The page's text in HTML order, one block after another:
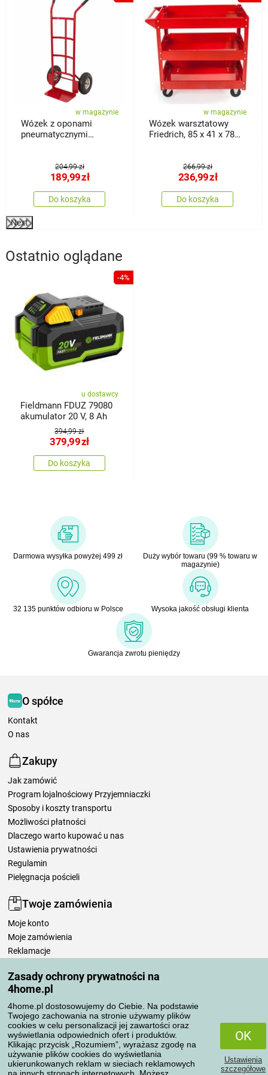
Zasady ochrony prywatności na
4home.pl
4home.pl dostosowujemy do Ciebie. Na podstawie
Twojego zachowania na stronie używamy plików
cookies w celu personalizacji jej zawartości oraz
wyświetlania odpowiednich ofert i produktów.
Klikając przycisk „Rozumiem”, wyrażasz zgodę na
używanie plików cookies do wyświetlania
ukierunkowanych reklam w sieciach reklamowych
OK
Ustawienia
szczegółowe
w magazynie
Wózek z oponami
pneumatycznymi
204,99 zł
189,99zł
Do koszyka
w magazynie
Wózek warsztatowy
Friedrich, 85 x 41 x 78
266,99 zł
236,99zł
Do koszyka
Next
Ostatnio oglądane
-4%
u dostawcy
Fieldmann FDUZ 79080
akumulator 20 V, 8 Ah
394,99 zł
379,99zł
Do koszyka
Darmowa wysyłka powyżej 499 zł
Duży wybór towaru (99 % towaru w
magazynie)
32 135 punktów odbioru w Polsce Wysoka jakość obsługi klienta
Gwarancja zwrotu pieniędzy
O spółce
Kontakt
O nas
Zakupy
Jak zamówić
Program lojalnościowy Przyjemniaczki
Sposoby i koszty transportu
Możliwości płatności
Dlaczego warto kupować u nas
Ustawienia prywatności
Regulamin
Pielęgnacja pościeli
Twoje zamówienia
Moje konto
Moje zamówienia
Reklamacje
Zasady przetwarzania recenzji
Sposoby transportu
Metody płatności